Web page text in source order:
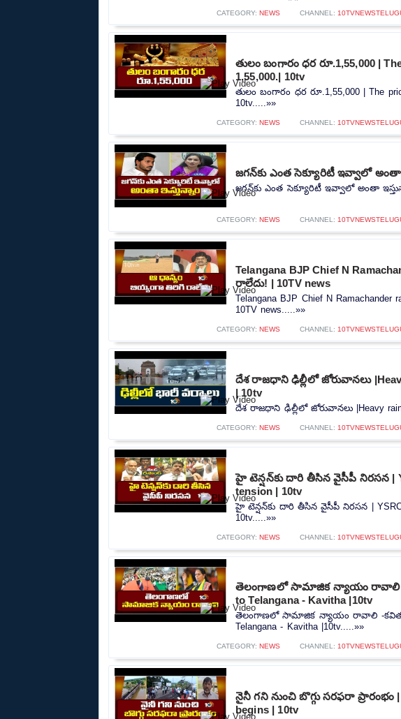
CATEGORY: NEWS CHANNEL:
తులం బంగారం ధర రూ.1,55,000 |
1,55,000.| 10tv
తులం బంగారం ధర రూ.1,55,000 | The
10tv.....»»
CATEGORY: NEWS CHANNEL:
జగన్‌కు ఎంత సెక్యూరిటీ ఇవ్వాలో అంతా
జగన్‌కు ఎంత సెక్యూరిటీ ఇవ్వాలో అంతా
CATEGORY: NEWS CHANNEL:
Telangana BJP Chief N
రాలేదు! | 10TV news
Telangana BJP Chief N
10TV news.....»»
CATEGORY: NEWS CHANNEL:
దేశ రాజధాని ఢిల్లీలో జోరువానలు
| 10tv
దేశ రాజధాని ఢిల్లీలో జోరువానలు |Heavy
CATEGORY: NEWS CHANNEL:
హై టెన్షన్‌కు దారి తీసిన వైసీపీ నిరసన |
tension | 10tv
హై టెన్షన్‌కు దారి తీసిన వైసీపీ నిరసన |
10tv.....»»
CATEGORY: NEWS CHANNEL:
తెలంగాణలో సామాజిక న్యాయం రావాలి -
to Telangana - Kavitha |10tv
తెలంగాణలో సామాజిక న్యాయం రావాలి -కవిత |
Telangana - Kavitha |10tv.....»»
CATEGORY: NEWS CHANNEL:
నైనీ గని నుంచి బొగ్గు సరఫరా ప్రారంభం
begins | 10tv